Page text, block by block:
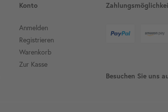
Konto
Anmelden
Registrieren
Warenkorb
Zur Kasse
Besuchen Sie uns